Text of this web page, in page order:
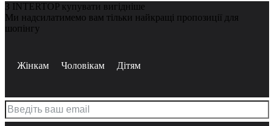
З INTERTOP купувати вигідніше
Ми надсилатимемо вам тільки найкращі пропозиції для
шопінгу
Жінкам Чоловікам Дітям